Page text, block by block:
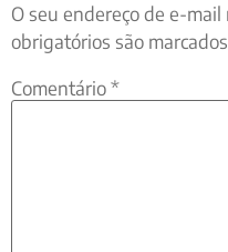
O seu endereço de e-
obrigatórios são
Comentário*